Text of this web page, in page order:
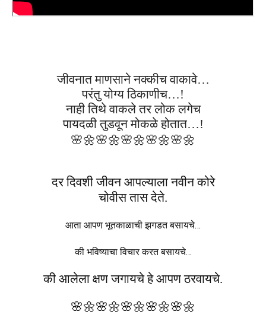
जीवनात माणसाने नक्कीच वाकावे…
परंतु योग्य ठिकाणीच…!
नाही तिथे वाकले तर लोक लगेच
पायदळी तुडवून मोकळे होतात…!
🌸🌼🌸🌼🌸🌼🌸🌼🌸🌼
दर दिवशी जीवन आपल्याला नवीन कोरे
चोवीस तास देते.
आता आपण भूतकाळाची झगडत बसायचे…
की भविष्याचा विचार करत बसायचे…
की आलेला क्षण जगायचे हे आपण ठरवायचे.
🌸🌼🌸🌼🌸🌼🌸🌼🌸🌼